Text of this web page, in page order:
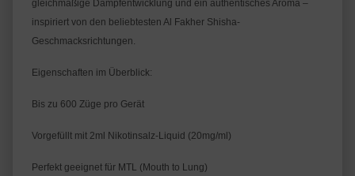
gleichmäßige Dampfentwicklung und ein authentisches Aroma –
inspiriert von den beliebtesten Al Fakher Shisha-
Geschmacksrichtungen.
Eigenschaften im Überblick:
Bis zu 600 Züge pro Gerät
Vorgefüllt mit 2ml Nikotinsalz-Liquid (20mg/ml)
Perfekt geeignet für MTL (Mouth to Lung)